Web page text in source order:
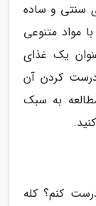
سنتی و ساده
مواد متنوعی
یک غذای
کردن آن
به سبک
کنم؟ کله